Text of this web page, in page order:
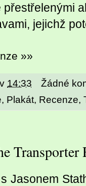
jejichž
»»
v 14:33
Žádné
, Plakát, Recenze,
Transporter
Jasonem